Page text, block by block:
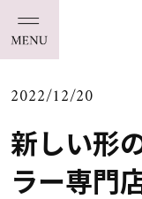
2022/12/20
新しい形
ラー専門